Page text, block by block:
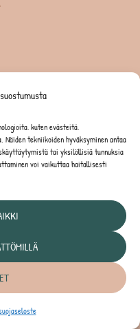
kuten evästeitä,
tekniikoiden hyväksyminen antaa
tai yksilöllisiä tunnuksia
voi vaikuttaa haitallisesti